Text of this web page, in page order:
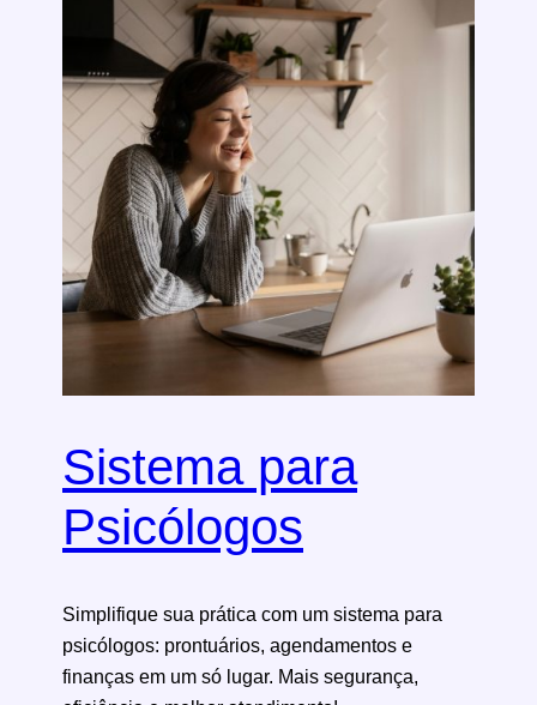
Sistema para
Psicólogos
Simplifique sua prática com um sistema para
psicólogos: prontuários, agendamentos e
finanças em um só lugar. Mais segurança,